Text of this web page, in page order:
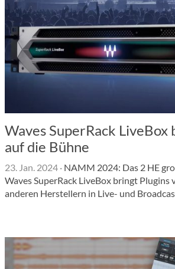
Waves SuperRack LiveBox
auf die Bühne
23. Jan. 2024 · NAMM 2024: Das 2 HE
Waves SuperRack LiveBox bringt Plugins
anderen Herstellern in Live- und